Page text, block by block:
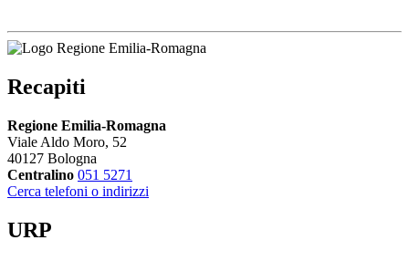
Recapiti
Regione Emilia-Romagna
Viale Aldo Moro, 52
40127 Bologna
Centralino 051 5271
Cerca telefoni o indirizzi
URP